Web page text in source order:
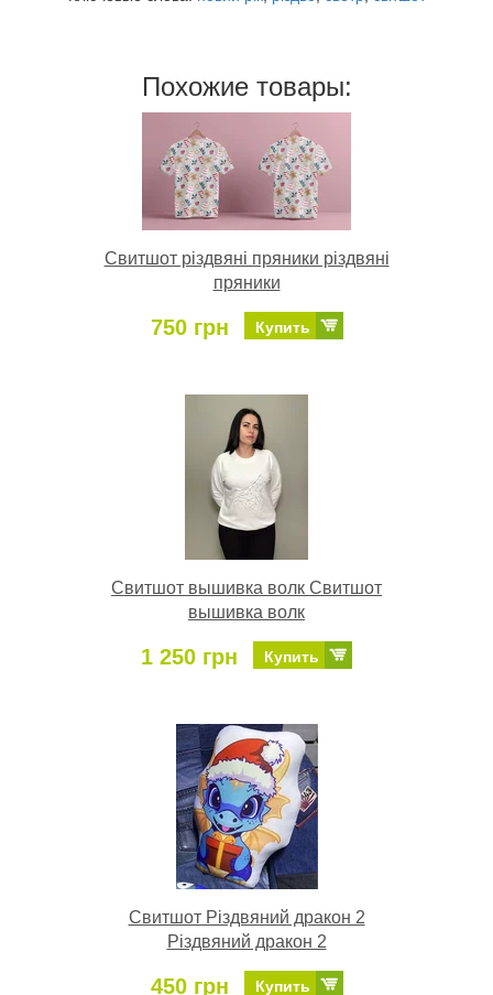
Похожие товары:
Свитшот різдвяні пряники різдвяні
пряники
750 грн Купить
Свитшот вышивка волк Свитшот
вышивка волк
1 250 грн Купить
Свитшот Різдвяний дракон 2
Різдвяний дракон 2
450 грн Купить